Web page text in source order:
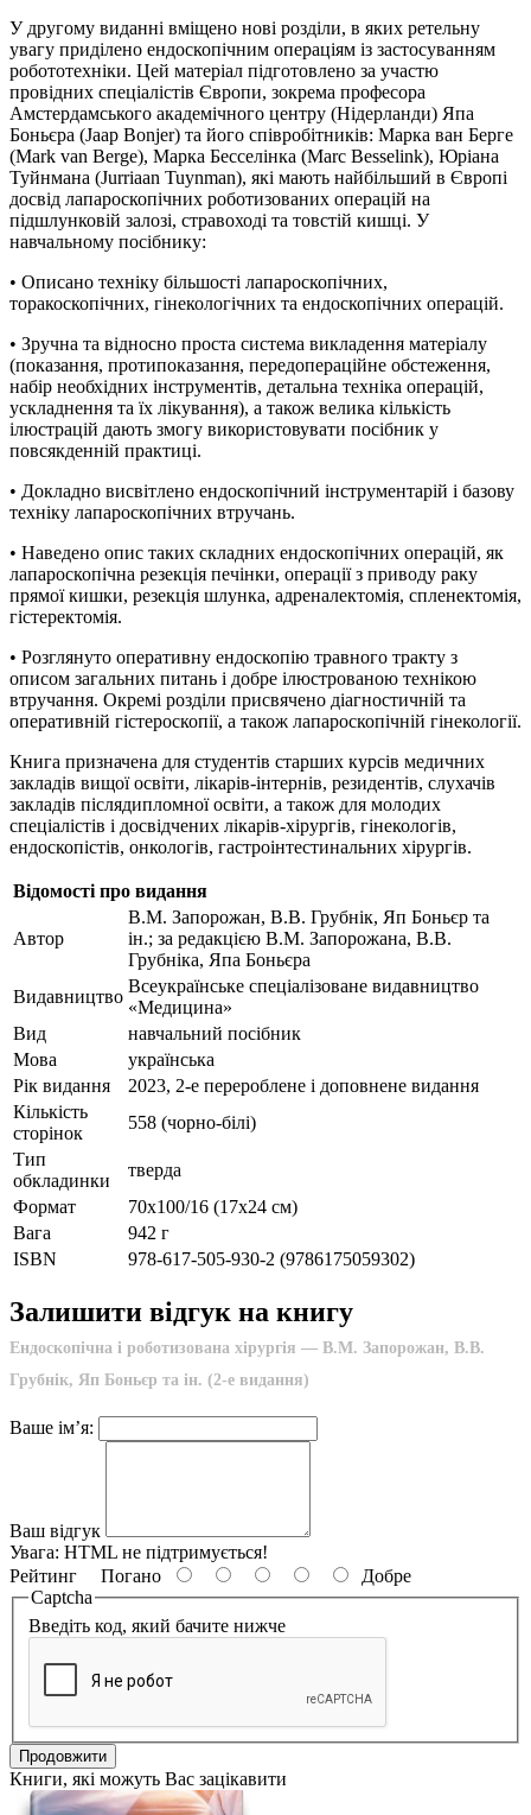
У другому виданні вміщено нові розділи, в яких ретельну
увагу приділено ендоскопічним операціям із застосуванням
робототехніки. Цей матеріал підготовлено за участю
провідних спеціалістів Європи, зокрема професора
Амстердамського академічного центру (Нідерланди) Япа
Боньєра (Jaap Bonjer) та його співробітників: Марка ван Берге
(Mark van Berge), Марка Бесселінка (Marc Besselink), Юріана
Туйнмана (Jurriaan Tuynman), які мають найбільший в Європі
досвід лапароскопічних роботизованих операцій на
підшлунковій залозі, стравоході та товстій кишці. У
навчальному посібнику:
• Описано техніку більшості лапароскопічних,
торакоскопічних, гінекологічних та ендоскопічних операцій.
• Зручна та відносно проста система викладення матеріалу
(показання, протипоказання, передопераційне обстеження,
набір необхідних інструментів, детальна техніка операцій,
ускладнення та їх лікування), а також велика кількість
ілюстрацій дають змогу використовувати посібник у
повсякденній практиці.
• Докладно висвітлено ендоскопічний інструментарій і базову
техніку лапароскопічних втручань.
• Наведено опис таких складних ендоскопічних операцій, як
лапароскопічна резекція печінки, операції з приводу раку
прямої кишки, резекція шлунка, адреналектомія, спленектомія,
гістеректомія.
• Розглянуто оперативну ендоскопію травного тракту з
описом загальних питань і добре ілюстрованою технікою
втручання. Окремі розділи присвячено діагностичній та
оперативній гістероскопії, а також лапароскопічній гінекології.
Книга призначена для студентів старших курсів медичних
закладів вищої освіти, лікарів-інтернів, резидентів, слухачів
закладів післядипломної освіти, а також для молодих
спеціалістів і досвідчених лікарів-хірургів, гінекологів,
ендоскопістів, онкологів, гастроінтестинальних хірургів.
Відомості про видання
Автор
В.М. Запорожан, В.В. Грубнік, Яп Боньєр та
ін.; за редакцією В.М. Запорожана, В.В.
Грубніка, Япа Боньєра
Видавництво
Всеукраїнське спеціалізоване видавництво
«Медицина»
Вид
навчальний посібник
Мова
українська
Рік видання
2023, 2-е перероблене і доповнене видання
Кількість
сторінок
558 (чорно-білі)
Тип
обкладинки
тверда
Формат
70х100/16 (17х24 см)
Вага
942 г
ISBN
978-617-505-930-2 (9786175059302)
Залишити відгук на книгу
Ендоскопічна і роботизована хірургія — В.М. Запорожан, В.В.
Грубнік, Яп Боньєр та ін. (2-е видання)
Ваше ім’я:
Ваш відгук
Увага: HTML не підтримується!
Рейтинг Погано
Добре
Captcha
Введіть код, який бачите нижче
Продовжити
Книги, які можуть Вас зацікавити